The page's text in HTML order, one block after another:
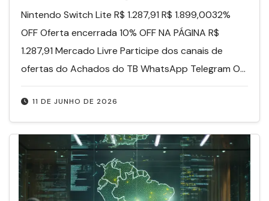
11 DE JUNHO DE 2026
Nintendo Switch Lite R$ 1.287,91 R$ 1.899,0032%
OFF Oferta encerrada 10% OFF NA PÁGINA R$
1.287,91 Mercado Livre Participe dos canais de
ofertas do Achados do TB WhatsApp Telegram O…